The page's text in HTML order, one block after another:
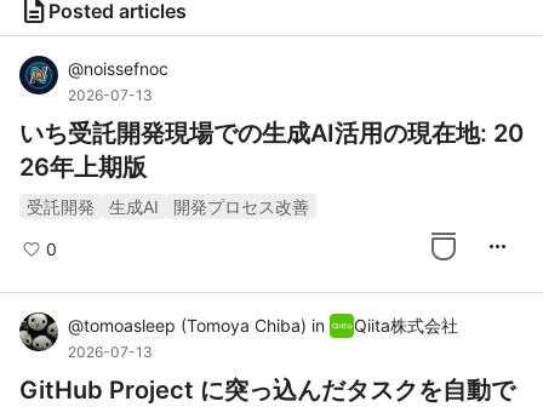
description Posted articles
@noissefnoc
2026-07-13
いち受託開発現場での生成AI活用の現在地: 20
26年上期版
受託開発 生成AI 開発プロセス改善
0 more_horiz
@tomoasleep (Tomoya Chiba) in Qiita株式会社
2026-07-13
GitHub Project に突っ込んだタスクを自動で